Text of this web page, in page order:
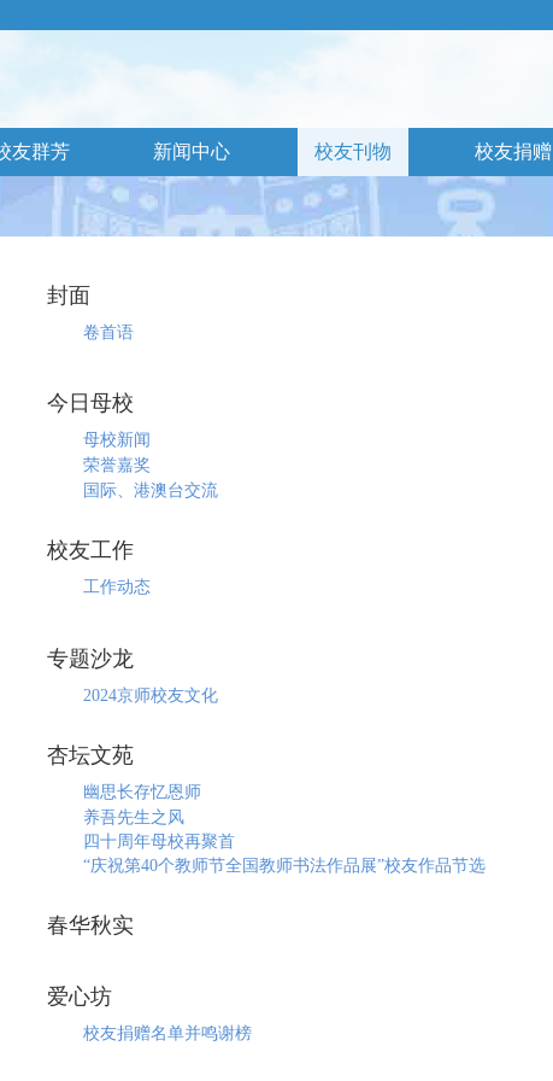
友群芳 新闻中心 校友刊物 校友捐赠
封面
卷首语
今日母校
母校新闻
荣誉嘉奖
国际、港澳台交流
校友工作
工作动态
专题沙龙
2024京师校友文化
杏坛文苑
幽思长存忆恩师
养吾先生之风
四十周年母校再聚首
“庆祝第40个教师节全国教师书法作品展”校友作品节选
春华秋实
爱心坊
校友捐赠名单并鸣谢榜